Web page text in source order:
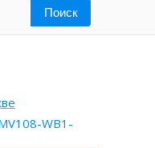
WB1-